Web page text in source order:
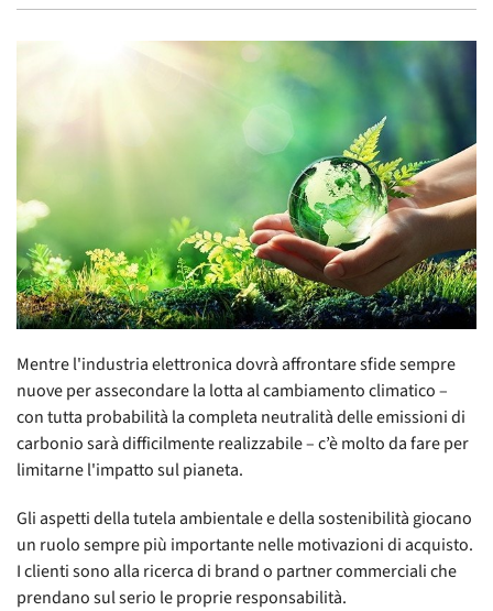
Mentre l'industria elettronica dovrà affrontare sfide sempre
nuove per assecondare la lotta al cambiamento climatico –
con tutta probabilità la completa neutralità delle emissioni di
carbonio sarà difficilmente realizzabile – c’è molto da fare per
limitarne l'impatto sul pianeta.
Gli aspetti della tutela ambientale e della sostenibilità giocano
un ruolo sempre più importante nelle motivazioni di acquisto.
I clienti sono alla ricerca di brand o partner commerciali che
prendano sul serio le proprie responsabilità.